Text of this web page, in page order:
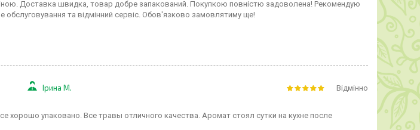
Доставка швидка, товар добре запакований. Покупкою повністю задоволена! Рекомендую
обслуговування та відмінний сервіс. Обов'язково замовлятиму ще!
Ірина М. Відмінно
хорошо упаковано. Все травы отличного качества. Аромат стоял сутки на кухне после